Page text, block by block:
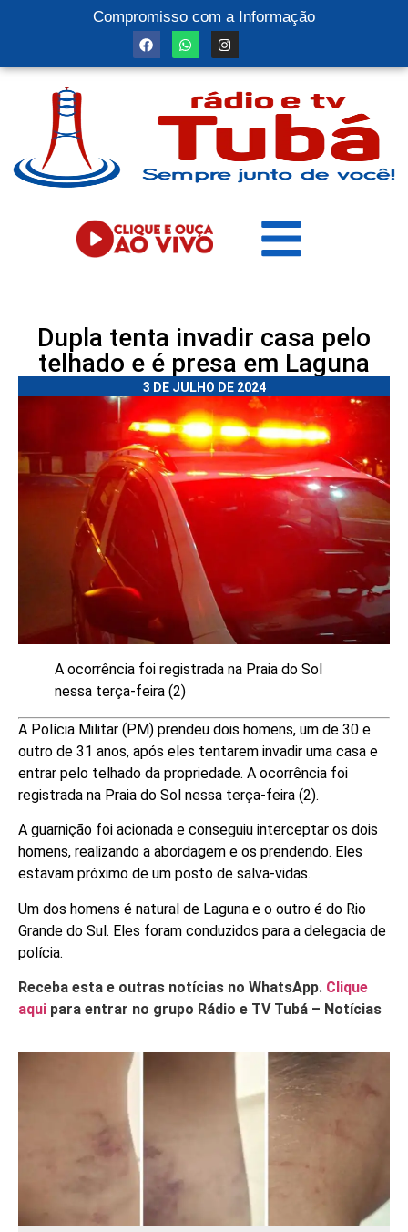
Compromisso com a Informação
Dupla tenta invadir casa pelo
telhado e é presa em Laguna
3 DE JULHO DE 2024
A ocorrência foi registrada na Praia do Sol
nessa terça-feira (2)
A Polícia Militar (PM) prendeu dois homens, um de 30 e
outro de 31 anos, após eles tentarem invadir uma casa e
entrar pelo telhado da propriedade. A ocorrência foi
registrada na Praia do Sol nessa terça-feira (2).
A guarnição foi acionada e conseguiu interceptar os dois
homens, realizando a abordagem e os prendendo. Eles
estavam próximo de um posto de salva-vidas.
Um dos homens é natural de Laguna e o outro é do Rio
Grande do Sul. Eles foram conduzidos para a delegacia de
polícia.
Receba esta e outras notícias no WhatsApp. Clique
aqui para entrar no grupo Rádio e TV Tubá – Notícias